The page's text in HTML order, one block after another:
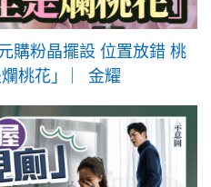
購粉晶擺設 位置放錯 桃
桃花」 ︳金耀